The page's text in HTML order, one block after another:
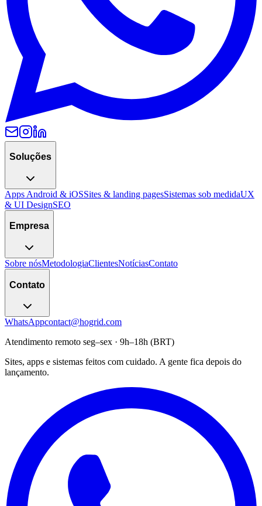
Soluções
Apps Android & iOSSites & landing pagesSistemas sob medidaUX
& UI DesignSEO
Empresa
Sobre nósMetodologiaClientesNotíciasContato
Contato
WhatsAppcontact@hogrid.com
Atendimento remoto seg–sex · 9h–18h (BRT)
Sites, apps e sistemas feitos com cuidado. A gente fica depois do
lançamento.